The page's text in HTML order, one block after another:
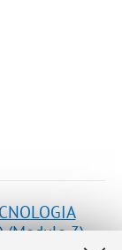
(Modulo 3)